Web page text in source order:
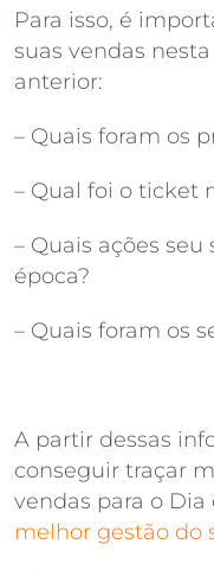
Para isso, é
suas vendas
anterior:
– Quais foram os
– Qual foi o ticket
– Quais ações
época?
– Quais foram os
A partir dessas
conseguir traçar
vendas para o Dia
melhor gestão do